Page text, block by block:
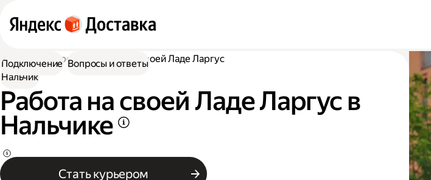
Работа курьером
Работа на своей Ладе Ларгус
Нальчик
Работа на своей Ладе Ларгус в
Нальчике
Стать курьером
Подключение Вопросы и ответы